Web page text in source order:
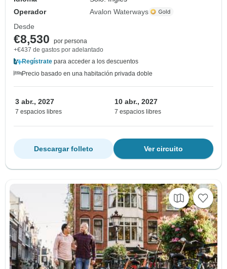
Operador
Avalon Waterways
Desde
€8,530
por persona
+€437 de gastos por adelantado
Regístrate para acceder a los descuentos
Precio basado en una habitación privada doble
3 abr., 2027
7 espacios libres
10 abr., 2027
7 espacios libres
Ver circuito
Descargar folleto